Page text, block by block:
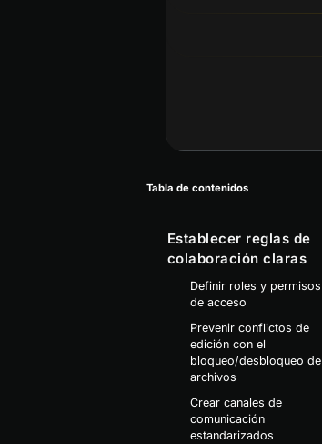
Tabla de contenidos
Establecer reglas de
colaboración claras
Definir roles y permisos
de acceso
Prevenir conflictos de
edición con el
bloqueo/desbloqueo de
archivos
Crear canales de
comunicación
estandarizados